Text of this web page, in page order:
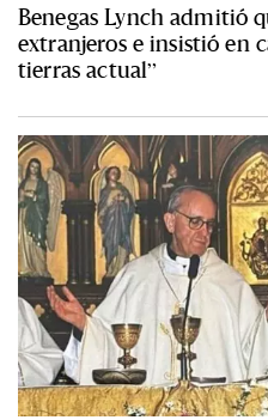
Benegas Lynch admitió
extranjeros e insistió en
tierras actual”